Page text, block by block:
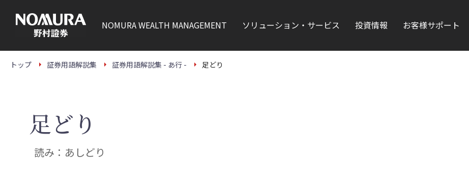
本
NOMURAWEALTH MANAGEMENT ソリューション・サービス 投資情報 お客様サポート
トップ 証券用語解説集 証券用語解説集 - あ行 - 足どり
足どり
読み：あしどり